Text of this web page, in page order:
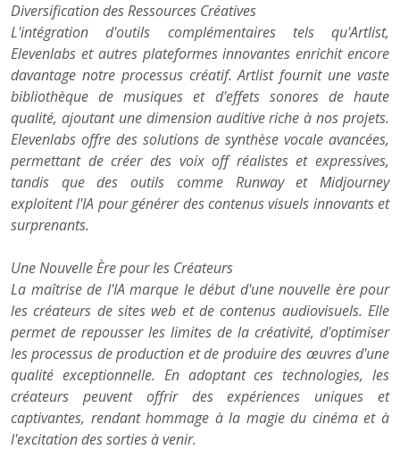
Diversification des Ressources Créatives
L'intégration d'outils complémentaires tels qu'Artlist,
Elevenlabs et autres plateformes innovantes enrichit encore
davantage notre processus créatif. Artlist fournit une vaste
bibliothèque de musiques et d'effets sonores de haute
qualité, ajoutant une dimension auditive riche à nos projets.
Elevenlabs offre des solutions de synthèse vocale avancées,
permettant de créer des voix off réalistes et expressives,
tandis que des outils comme Runway et Midjourney
exploitent l'IA pour générer des contenus visuels innovants et
surprenants.
Une Nouvelle Ère pour les Créateurs
La maîtrise de l'IA marque le début d'une nouvelle ère pour
les créateurs de sites web et de contenus audiovisuels. Elle
permet de repousser les limites de la créativité, d'optimiser
les processus de production et de produire des œuvres d'une
qualité exceptionnelle. En adoptant ces technologies, les
créateurs peuvent offrir des expériences uniques et
captivantes, rendant hommage à la magie du cinéma et à
l'excitation des sorties à venir.